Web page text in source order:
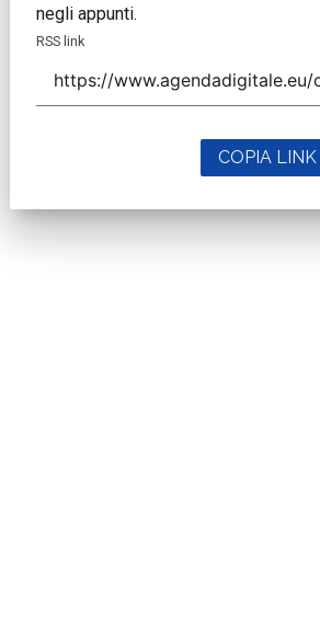
negli appunti.
RSS link
COPIA LINK